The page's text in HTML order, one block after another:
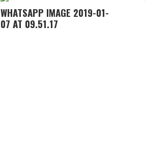
WHATSAPP IMAGE 2019-01-
07 AT 09.51.17